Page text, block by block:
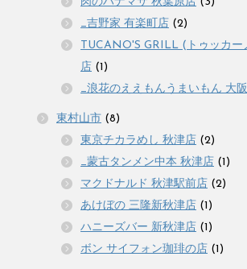
_吉野家 有楽町店 (2)
TUCANO'S GRILL (トゥッカー
店 (1)
_浪花のええもんうまいもん 大
東村山市 (8)
東京チカラめし 秋津店 (2)
_蒙古タンメン中本 秋津店 (1)
マクドナルド 秋津駅前店 (2)
あけぼの 三隆新秋津店 (1)
ハニーズバー 新秋津店 (1)
ボン サイフォン珈琲の店 (1)